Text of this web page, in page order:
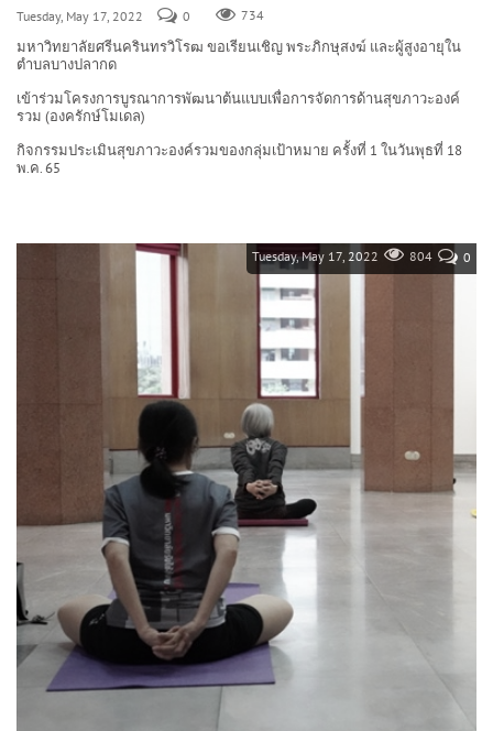
Tuesday, May 17, 2022 0 734
มหาวิทยาลัยศรีนครินทรวิโรฒ ขอเรียนเชิญ พระภิกษุสงฆ์ และผู้สูงอายุใน
ตำบลบางปลากด
เข้าร่วมโครงการบูรณาการพัฒนาต้นแบบเพื่อการจัดการด้านสุขภาวะองค์
รวม (องครักษ์โมเดล)
กิจกรรมประเมินสุขภาวะองค์รวมของกลุ่มเป้าหมาย ครั้งที่ 1 ในวันพุธที่ 18
พ.ค. 65
Tuesday, May 17, 2022 0
804